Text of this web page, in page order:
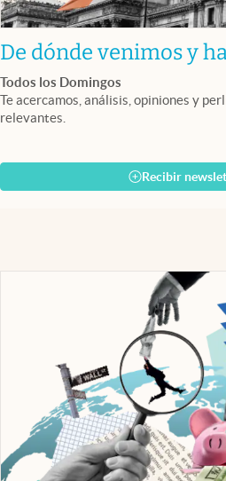
De dónde venimos y
Todos los Domingos
Te acercamos, análisis, opiniones y
relevantes.
Recibir